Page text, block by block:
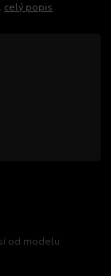
celý popis
od modelu